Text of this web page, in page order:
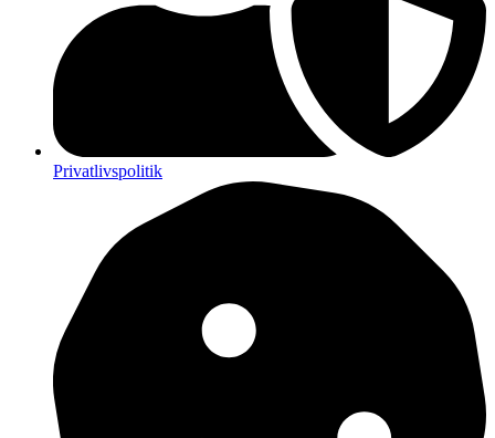
Privatlivspolitik